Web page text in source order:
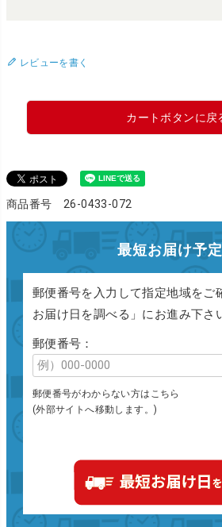
レビューを書く
カートボタンに戻
商品番号 26-0433-072
最短お届け予
郵便番号を入力して指定地域をご
お届け日を調べる」にお進み下さ
郵便番号：
郵便番号がわからない方はこちら
(外部サイトへ移動します。)